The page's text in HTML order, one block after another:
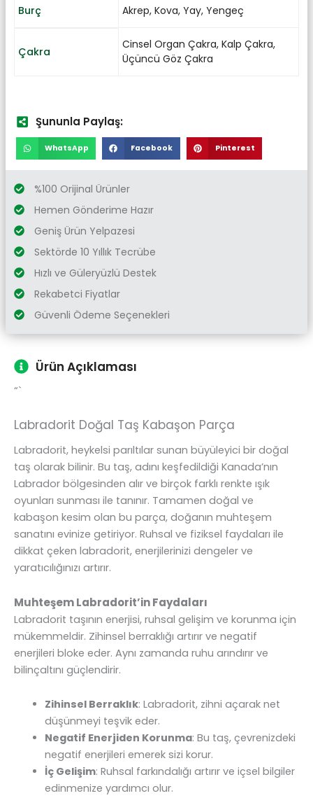
Burç Akrep, Kova, Yay, Yengeç
Çakra
Cinsel Organ Çakra, Kalp Çakra,
Üçüncü Göz Çakra
Şununla Paylaş:
WhatsApp Facebook Pinterest
%100 Orijinal Ürünler
Hemen Gönderime Hazır
Geniş Ürün Yelpazesi
Sektörde 10 Yıllık Tecrübe
Hızlı ve Güleryüzlü Destek
Rekabetci Fiyatlar
Güvenli Ödeme Seçenekleri
Ürün Açıklaması
“`
Labradorit Doğal Taş Kabaşon Parça
Labradorit, heykelsi parıltılar sunan büyüleyici bir doğal
taş olarak bilinir. Bu taş, adını keşfedildiği Kanada’nın
Labrador bölgesinden alır ve birçok farklı renkte ışık
oyunları sunması ile tanınır. Tamamen doğal ve
kabaşon kesim olan bu parça, doğanın muhteşem
sanatını evinize getiriyor. Ruhsal ve fiziksel faydaları ile
dikkat çeken labradorit, enerjilerinizi dengeler ve
yaratıcılığınızı artırır.
Muhteşem Labradorit’in Faydaları
Labradorit taşının enerjisi, ruhsal gelişim ve korunma için
mükemmeldir. Zihinsel berraklığı artırır ve negatif
enerjileri bloke eder. Aynı zamanda ruhu arındırır ve
bilinçaltını güçlendirir.
Zihinsel Berraklık: Labradorit, zihni açarak net
düşünmeyi teşvik eder.
Negatif Enerjiden Korunma: Bu taş, çevrenizdeki
negatif enerjileri emerek sizi korur.
İç Gelişim: Ruhsal farkındalığı artırır ve içsel bilgiler
edinmenize yardımcı olur.